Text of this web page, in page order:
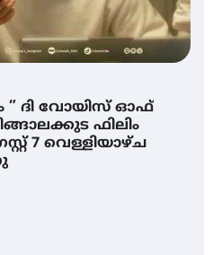
” ദി വോയിസ് ഓഫ്
ഫിലിം
7 വെള്ളിയാഴ്ച
മദ്രാസ്സിൽ നിന്നും
– ഇരിങ്ങാലക്കുട
ആതിര എം കെ യുടെ
പൊരുതി
ചിത്രം ” ദി വോയിസ്
റജബ് ” ഇരിങ്ങാലക്കുട
സൊസൈറ്റി ആഗസ്റ്റ് 7
സ്‌ക്രീൻ ചെയ്യുന്നു